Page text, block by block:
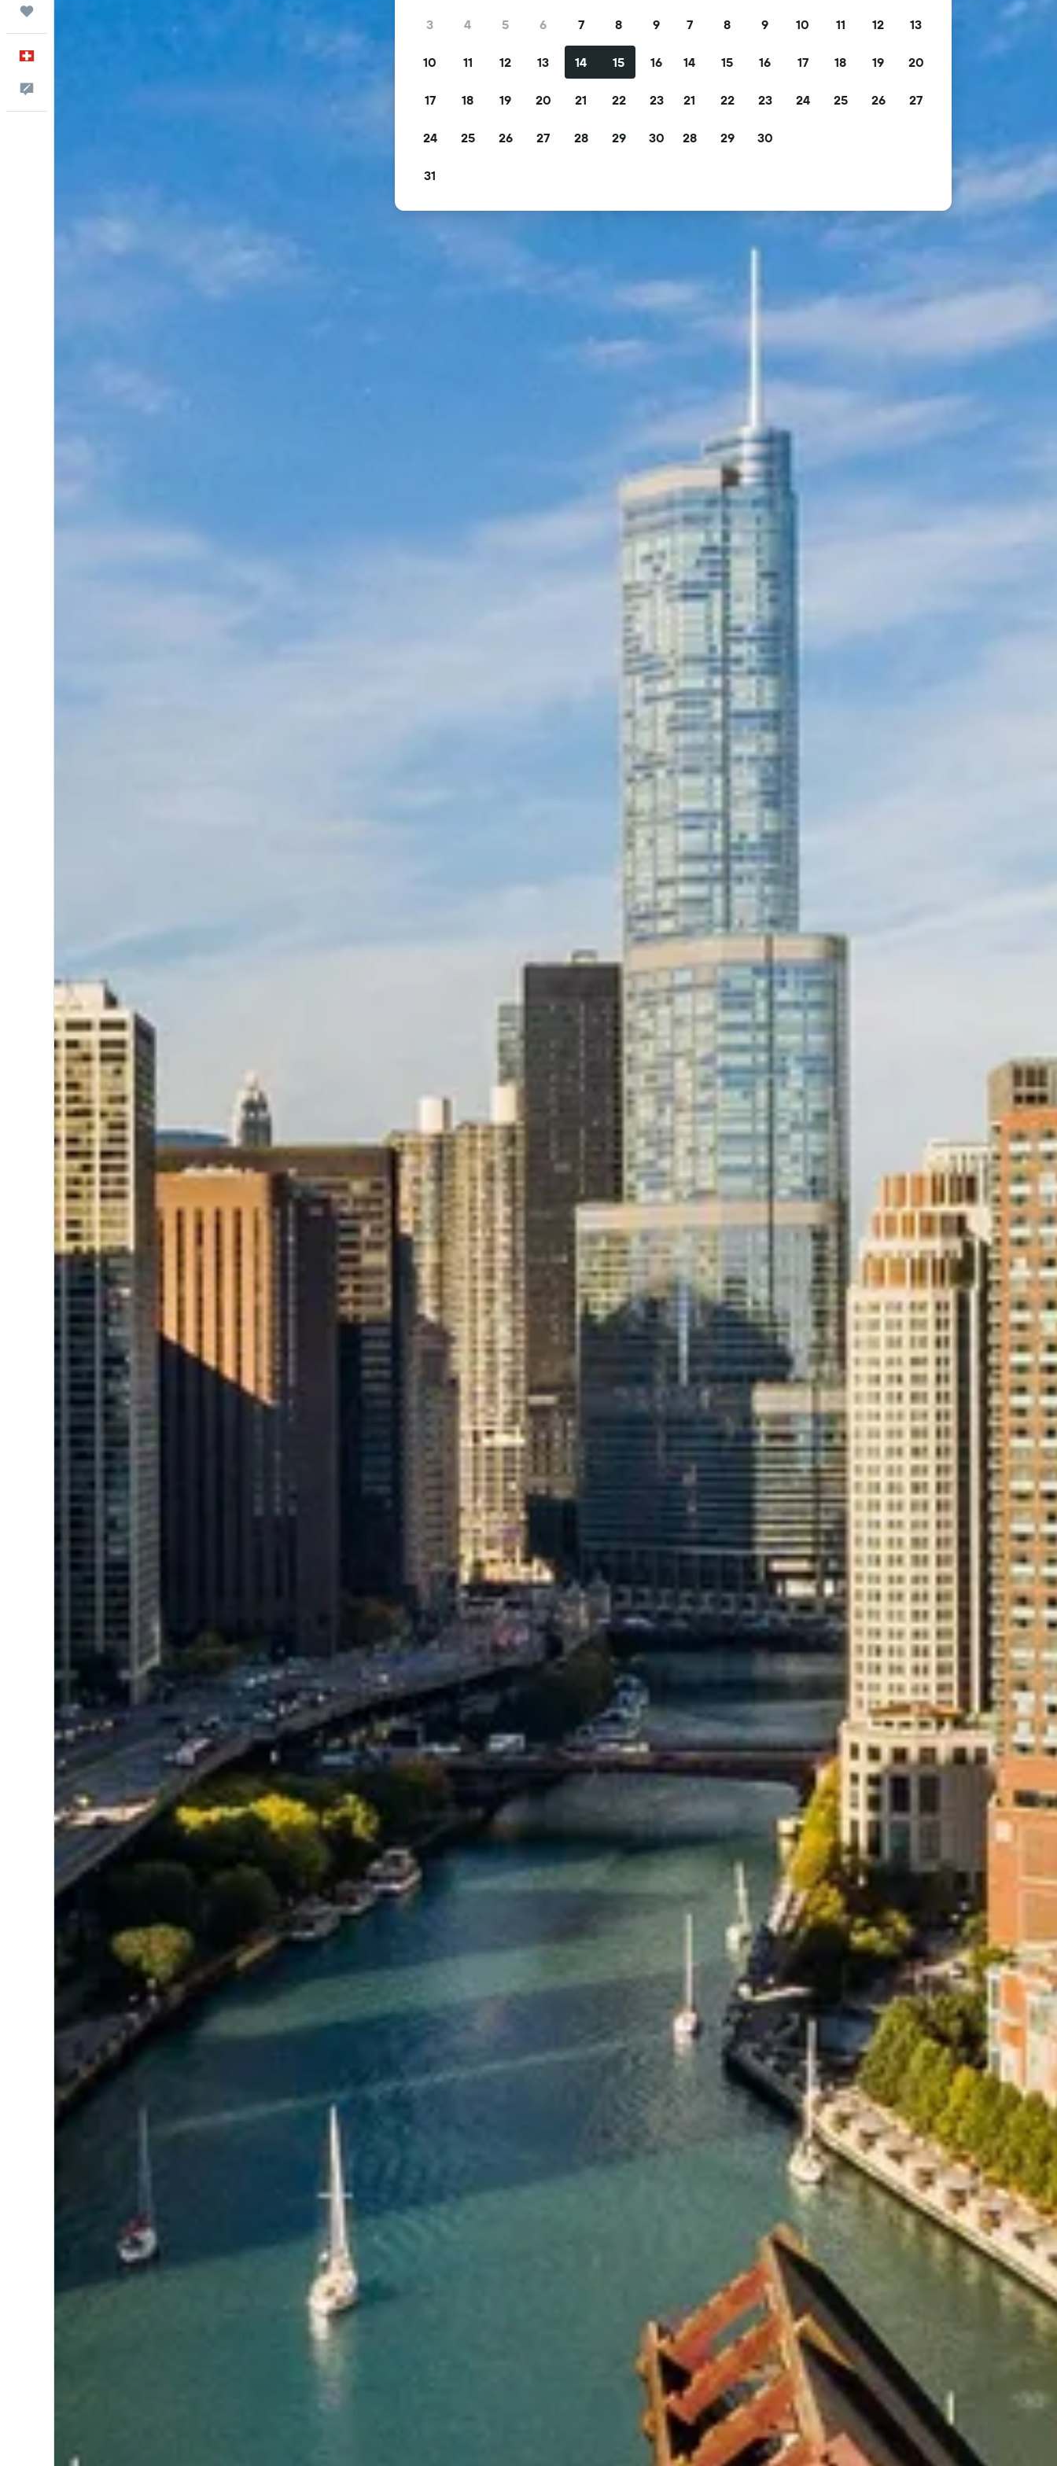
3 4 5 6 7 8 9
10 11 12 13 14 15 16
17 18 19 20 21 22 23
24 25 26 27 28 29 30
31
7 8 9 10 11 12 13
14 15 16 17 18 19 20
21 22 23 24 25 26 27
28 29 30